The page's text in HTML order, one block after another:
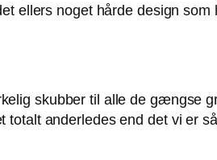
ellers noget hårde design
skubber til alle de gængse
anderledes end det vi er